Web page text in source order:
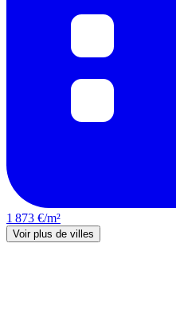
1 873 €/m²
Voir plus de villes